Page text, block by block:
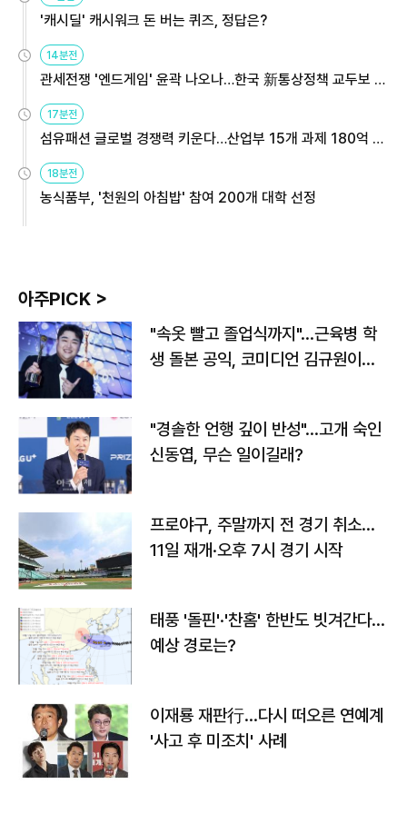
'캐시딜' 캐시워크 돈 버는 퀴즈, 정답은?
14분전
관세전쟁 '엔드게임' 윤곽 나오나…한국 新통상정책 교두보 활
용해야
17분전
섬유패션 글로벌 경쟁력 키운다…산업부 15개 과제 180억 지
원
18분전
농식품부, '천원의 아침밥' 참여 200개 대학 선정
아주PICK >
"속옷 빨고 졸업식까지"…근육병 학
생 돌본 공익, 코미디언 김규원이었
"경솔한 언행 깊이 반성"…고개 숙인
신동엽, 무슨 일이길래?
프로야구, 주말까지 전 경기 취소…
11일 재개·오후 7시 경기 시작
태풍 '돌핀'·'찬홈' 한반도 빗겨간다…
예상 경로는?
이재룡 재판行…다시 떠오른 연예계
'사고 후 미조치' 사례